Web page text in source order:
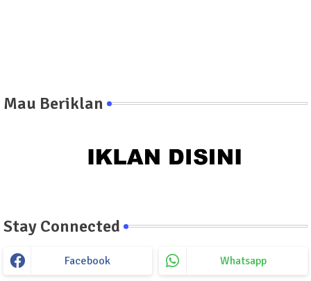
Mau Beriklan
Stay Connected
Facebook Whatsapp